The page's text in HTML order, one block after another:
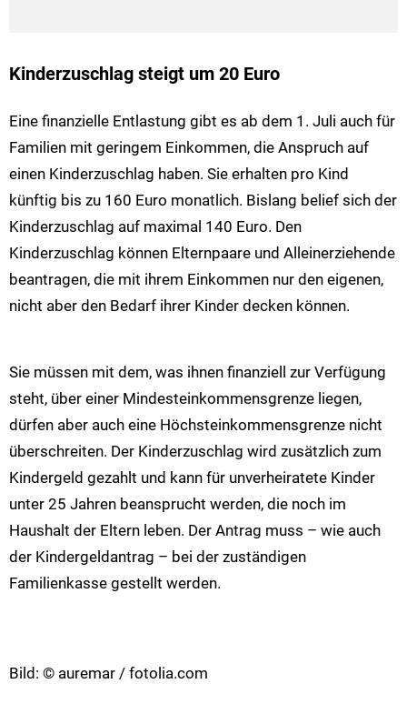
Kinderzuschlag steigt um 20 Euro
Eine finanzielle Entlastung gibt es ab dem 1. Juli auch für
Familien mit geringem Einkommen, die Anspruch auf
einen Kinderzuschlag haben. Sie erhalten pro Kind
künftig bis zu 160 Euro monatlich. Bislang belief sich der
Kinderzuschlag auf maximal 140 Euro. Den
Kinderzuschlag können Elternpaare und Alleinerziehende
beantragen, die mit ihrem Einkommen nur den eigenen,
nicht aber den Bedarf ihrer Kinder decken können.
Sie müssen mit dem, was ihnen finanziell zur Verfügung
steht, über einer Mindesteinkommensgrenze liegen,
dürfen aber auch eine Höchsteinkommensgrenze nicht
überschreiten. Der Kinderzuschlag wird zusätzlich zum
Kindergeld gezahlt und kann für unverheiratete Kinder
unter 25 Jahren beansprucht werden, die noch im
Haushalt der Eltern leben. Der Antrag muss – wie auch
der Kindergeldantrag – bei der zuständigen
Familienkasse gestellt werden.
Bild: © auremar / fotolia.com